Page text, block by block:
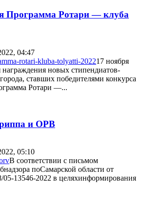
Программа Ротари — клуба
04:47
17 ноября
новых стипендиатов-
ставших победителями конкурса
Ротари —...
и ОРВ
05:10
В соответствии с письмом
поСамарской области от
13546-2022 в целяхинформирования